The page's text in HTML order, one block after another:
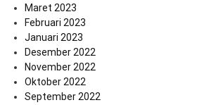
Maret 2023
Februari 2023
Januari 2023
Desember 2022
November 2022
Oktober 2022
September 2022